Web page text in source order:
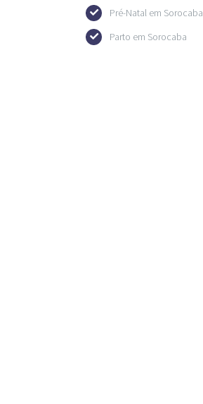
Pré-Natal em Sorocaba
Parto em Sorocaba